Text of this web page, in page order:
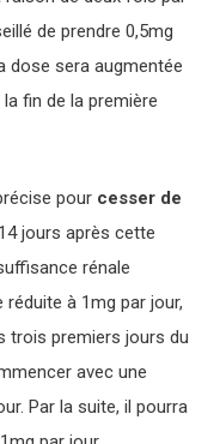
de prendre 0,5mg
dose sera augmentée
fin de la première
pour cesser de
jours après cette
rénale
à 1mg par jour,
trois premiers jours du
avec une
Par la suite, il pourra